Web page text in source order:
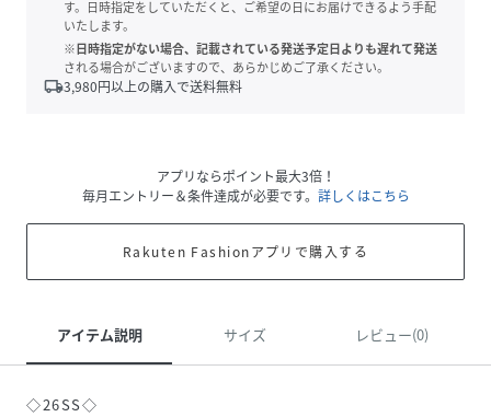
す。日時指定をしていただくと、ご希望の日にお届けできるよう手配
いたします。
※日時指定がない場合、記載されている発送予定日よりも遅れて発送
される場合がございますので、あらかじめご了承ください。
local_shipping3,980円以上の購入で送料無料
アプリならポイント最大3倍！
毎月エントリー＆条件達成が必要です。 詳しくはこちら
Rakuten Fashionアプリで購入する
アイテム説明 サイズ レビュー(0)
◇26SS◇